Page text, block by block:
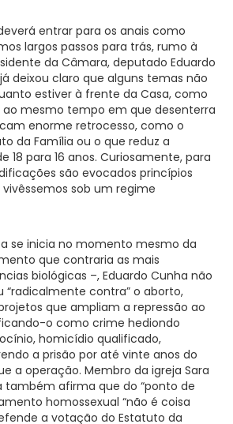
entrar para os anais como
largos passos para trás, rumo à
da Câmara, deputado Eduardo
deixou claro que alguns temas não
estiver à frente da Casa, como
ao mesmo tempo em que desenterra
enorme retrocesso, como o
da Família ou o que reduz a
18 para 16 anos. Curiosamente, para
são evocados princípios
sob um regime
se inicia no momento mesmo da
que contraria as mais
biológicas –, Eduardo Cunha não
“radicalmente contra” o aborto,
que ampliam a repressão ao
o como crime hediondo
homicídio qualificado,
a prisão por até vinte anos do
a operação. Membro da igreja Sara
também afirma que do “ponto de
homossexual “não é coisa
a votação do Estatuto da